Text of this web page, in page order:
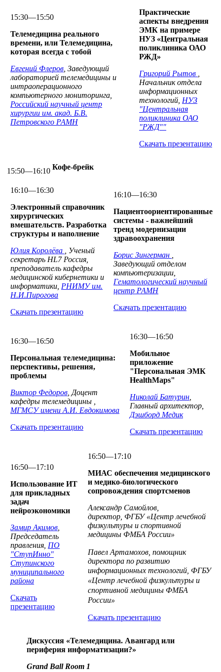
15:30—15:50
Телемедицина реального
времени, или Телемедицина,
которая всегда с тобой
Евгений Флеров , Заведующий
лабораторией телемедицины и
интраоперационного
компьютерного мониторинга,
Российский научный центр
хирургии им. акад. Б.В.
Петровского РАМН
Практические
аспекты внедрения
ЭМК на примере
НУЗ «Центральная
поликлиника ОАО
РЖД»
Григорий Рытов
Начальник отдела
информационных
технологий, НУЗ
"Центральная
поликлиника ОАО
"РЖД""
Скачать презентацию
15:50—16:10 Кофе-брейк
16:10—16:30
Электронный справочник
хирургических
вмешательств. Разработка
структуры и наполнение
Юлия Королёва
, Ученый
секретарь HL7 Россия,
преподаватель кафедры
медицинской кибернетики и
информатики, РНИМУ им.
Н.И.Пирогова
Скачать презентацию
16:10—16:30
Пациентоориентированные
системы - важнейший
тренд модернизации
здравоохранения
Борис Зингерман
Заведующий отделом
компьютеризации,
Гематологический научный
центр РАМН
Скачать презентацию
16:30—16:50
Персональная телемедицина:
перспективы, решения,
проблемы
Виктор Федоров , Доцент
кафедры телемедицины ,
МГМСУ имени А.И. Евдокимова
Скачать презентацию
16:30—16:50
Мобильное
приложение
"Персональная ЭМК
HealthMaps"
Николай Батурин
Главный архитектор,
Дэшборд Медик
Скачать презентацию
16:50—17:10
Использование ИТ
для прикладных
задач
нейроэкономики
Замир Акимов
Председатель
правления, ПО
"СтупИнно"
Ступинского
муниципального
района
Скачать
презентацию
16:50—17:10
МИАС обеспечения медицинского
и медико-биологического
сопровождения спортсменов
Александр Самойлов,
директор, ФГБУ «Центр лечебной
физкультуры и спортивной
медицины ФМБА России»
Павел Артамохов, помощник
директора по развитию
информационных технологий, ФГБУ
«Центр лечебной физкультуры и
спортивной медицины ФМБА
России»
Скачать презентацию
Дискуссия «Телемедицина. Авангард или
периферия информатизации?»
Grand Ball Room 1